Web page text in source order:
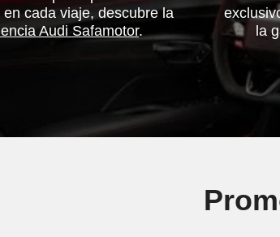
cada viaje, descubre la
Audi Safamotor.
la